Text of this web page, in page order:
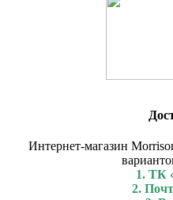
Интернет-магазин
1. ТК
2.